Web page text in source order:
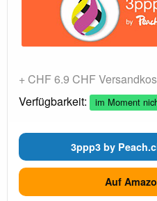
+ CHF 6.9 CHF
Verfügbarkeit:
im Moment
3ppp3 by
Auf